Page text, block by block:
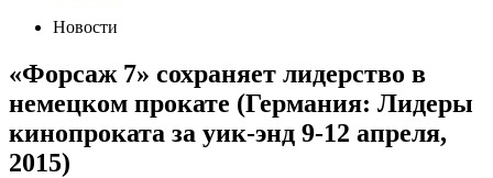
Новости
«Форсаж 7» сохраняет лидерство в
немецком прокате (Германия: Лидеры
кинопроката за уик-энд 9-12 апреля,
2015)